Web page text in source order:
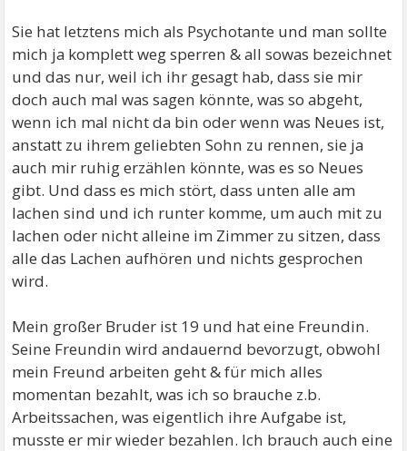
Sie hat letztens mich als Psychotante und man sollte
mich ja komplett weg sperren & all sowas bezeichnet
und das nur, weil ich ihr gesagt hab, dass sie mir
doch auch mal was sagen könnte, was so abgeht,
wenn ich mal nicht da bin oder wenn was Neues ist,
anstatt zu ihrem geliebten Sohn zu rennen, sie ja
auch mir ruhig erzählen könnte, was es so Neues
gibt. Und dass es mich stört, dass unten alle am
lachen sind und ich runter komme, um auch mit zu
lachen oder nicht alleine im Zimmer zu sitzen, dass
alle das Lachen aufhören und nichts gesprochen
wird.
Mein großer Bruder ist 19 und hat eine Freundin.
Seine Freundin wird andauernd bevorzugt, obwohl
mein Freund arbeiten geht & für mich alles
momentan bezahlt, was ich so brauche z.b.
Arbeitssachen, was eigentlich ihre Aufgabe ist,
musste er mir wieder bezahlen. Ich brauch auch eine